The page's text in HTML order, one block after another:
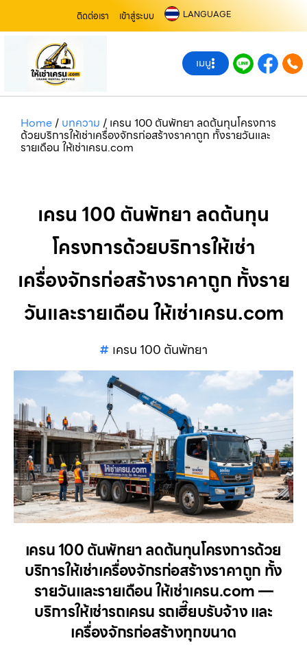
ติดต่อเรา เข้าสู่ระบบ LANGUAGE
เมนู
Home/ บทความ / เครน 100 ตันพัทยา ลดต้นทุนโครงการ
ด้วยบริการให้เช่าเครื่องจักรก่อสร้างราคาถูก ทั้งรายวันและ
รายเดือน ให้เช่าเครน.com
เครน 100 ตันพัทยา ลดต้นทุน
โครงการด้วยบริการให้เช่า
เครื่องจักรก่อสร้างราคาถูก ทั้งราย
วันและรายเดือน ให้เช่าเครน.com
เครน 100 ตันพัทยา
เครน 100 ตันพัทยา ลดต้นทุนโครงการด้วย
บริการให้เช่าเครื่องจักรก่อสร้างราคาถูก ทั้ง
รายวันและรายเดือน ให้เช่าเครน.com —
บริการให้เช่ารถเครน รถเฮี๊ยบรับจ้าง และ
เครื่องจักรก่อสร้างทุกขนาด